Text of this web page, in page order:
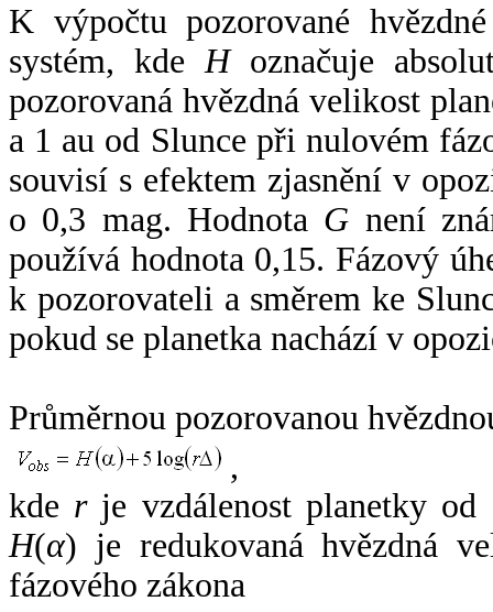
K výpočtu pozorované
systém, kde Hoznačuje
pozorovaná hvězdná velikost
a 1 au od Slunce při nulovém
souvisí s efektem zjasnění v
o 0,3 mag. Hodnota G není
používá hodnota 0,15. Fázový
k pozorovateli a směrem ke
pokud se planetka nachází v
Průměrnou pozorovanou
,
kde rje vzdálenost planetky od
H(α) je redukovaná hvězdná
fázového zákona